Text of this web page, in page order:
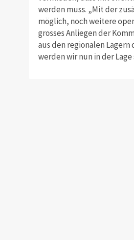
werden muss. „Mit der
möglich, noch weitere
grosses Anliegen der
aus den regionalen
werden wir nun in der